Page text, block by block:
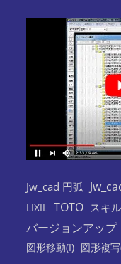
Jw_cad 円弧
LIXIL TOTO スキ
バージョンアップ
図形移動(I) 図形複